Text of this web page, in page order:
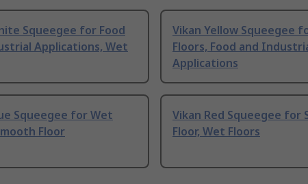
Squeegee for Food
Applications, Wet
Vikan Yellow Squeegee
Floors, Food and
Applications
Squeegee for Wet
Floor
Vikan Red Squeegee for
Floor, Wet Floors